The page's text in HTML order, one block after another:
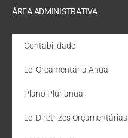
ÁREA ADMINISTRATIVA
Contabilidade
Lei Orçamentária Anual
Plano Plurianual
Lei Diretrizes Orçamentárias